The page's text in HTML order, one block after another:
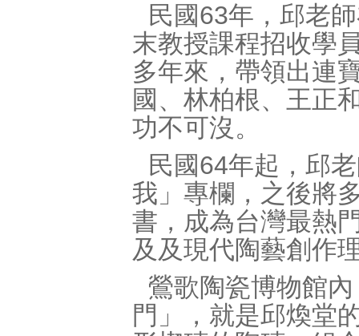
民國63年，邱老
末教授課程招收學
多年來，帶領出連
國、林柏根、王正
功不可沒。
民國64年起，邱
我」專欄，之後將
書，成為台灣最熱
及及現代陶藝創作
鶯歌陶瓷博物館
門」，就是邱煥堂